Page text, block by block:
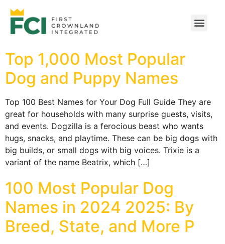
Top 1,000 Most Popular
Dog and Puppy Names
Top 100 Best Names for Your Dog Full Guide They are
great for households with many surprise guests, visits,
and events. Dogzilla is a ferocious beast who wants
hugs, snacks, and playtime. These can be big dogs with
big builds, or small dogs with big voices. Trixie is a
variant of the name Beatrix, which […]
100 Most Popular Dog
Names in 2024 2025: By
Breed, State, and More P